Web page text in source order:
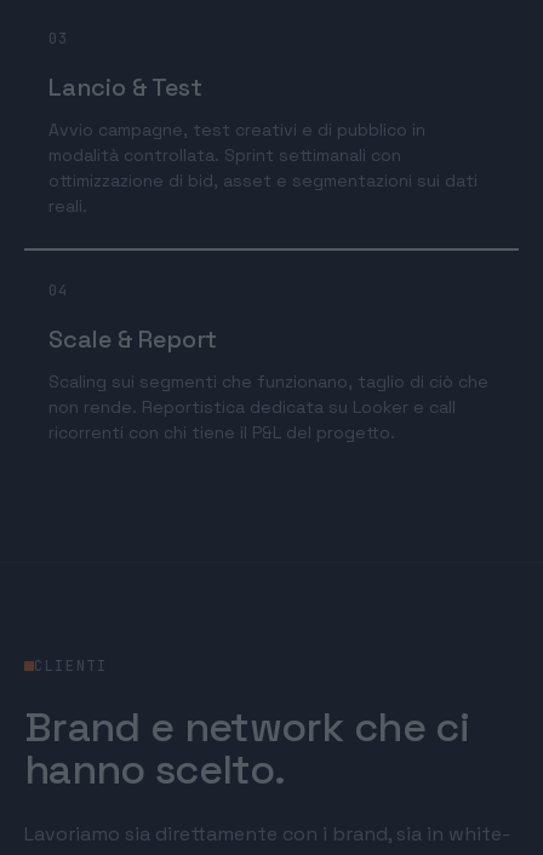
03
Lancio & Test
Avvio campagne, test creativi e di pubblico in
modalità controllata. Sprint settimanali con
ottimizzazione di bid, asset e segmentazioni sui dati
reali.
04
Scale & Report
Scaling sui segmenti che funzionano, taglio di ciò che
non rende. Reportistica dedicata su Looker e call
ricorrenti con chi tiene il P&L del progetto.
CLIENTI
Brand e network che ci
hanno scelto.
Lavoriamo sia direttamente con i brand, sia in white-